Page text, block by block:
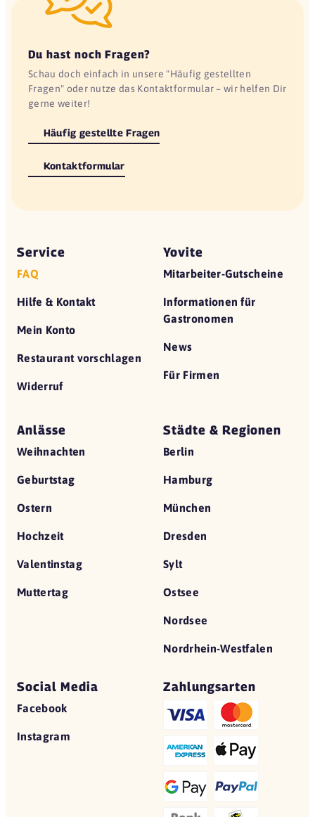
Du hast noch Fragen?
Schau doch einfach in unsere "Häufig gestellten
Fragen" oder nutze das Kontaktformular – wir helfen Dir
gerne weiter!
Häufig gestellte Fragen
Kontaktformular
Service
FAQ
Hilfe & Kontakt
Mein Konto
Restaurant vorschlagen
Widerruf
Yovite
Mitarbeiter-Gutscheine
Informationen für
Gastronomen
News
Für Firmen
Anlässe
Weihnachten
Geburtstag
Ostern
Hochzeit
Valentinstag
Muttertag
Städte & Regionen
Berlin
Hamburg
München
Dresden
Sylt
Ostsee
Nordsee
Nordrhein-Westfalen
Social Media
Facebook
Instagram
Zahlungsarten